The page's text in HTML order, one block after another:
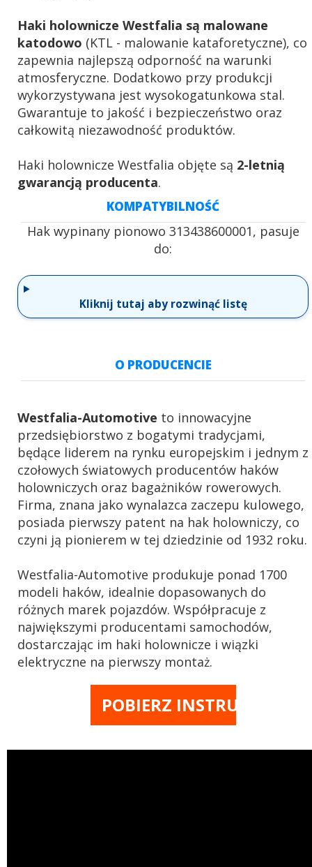
Haki holownicze Westfalia są malowane
katodowo (KTL - malowanie kataforetyczne), co
zapewnia najlepszą odporność na warunki
atmosferyczne. Dodatkowo przy produkcji
wykorzystywana jest wysokogatunkowa stal.
Gwarantuje to jakość i bezpieczeństwo oraz
całkowitą niezawodność produktów.
Haki holownicze Westfalia objęte są 2-letnią
gwarancją producenta.
KOMPATYBILNOŚĆ
Hak wypinany pionowo 313438600001, pasuje
do:
Kliknij tutaj aby rozwinąć listę
O PRODUCENCIE
Westfalia-Automotive to innowacyjne
przedsiębiorstwo z bogatymi tradycjami,
będące liderem na rynku europejskim i jednym z
czołowych światowych producentów haków
holowniczych oraz bagażników rowerowych.
Firma, znana jako wynalazca zaczepu kulowego,
posiada pierwszy patent na hak holowniczy, co
czyni ją pionierem w tej dziedzinie od 1932 roku.
Westfalia-Automotive produkuje ponad 1700
modeli haków, idealnie dopasowanych do
różnych marek pojazdów. Współpracuje z
największymi producentami samochodów,
dostarczając im haki holownicze i wiązki
elektryczne na pierwszy montaż.
POBIERZ INSTRUKCJĘ